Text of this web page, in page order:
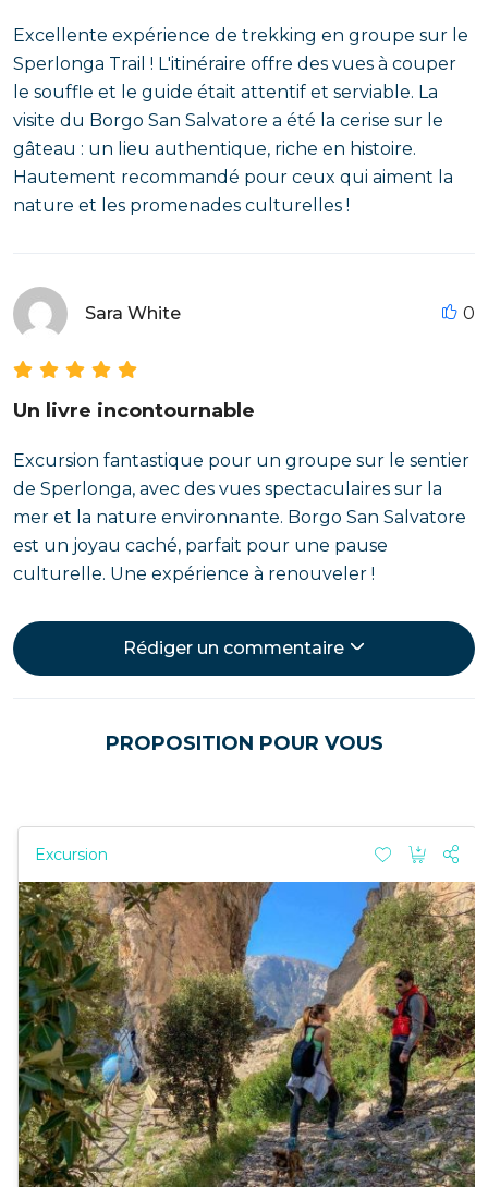
Excellente expérience de trekking en groupe sur le
Sperlonga Trail ! L'itinéraire offre des vues à couper
le souffle et le guide était attentif et serviable. La
visite du Borgo San Salvatore a été la cerise sur le
gâteau : un lieu authentique, riche en histoire.
Hautement recommandé pour ceux qui aiment la
nature et les promenades culturelles !
Sara White 0
Un livre incontournable
Excursion fantastique pour un groupe sur le sentier
de Sperlonga, avec des vues spectaculaires sur la
mer et la nature environnante. Borgo San Salvatore
est un joyau caché, parfait pour une pause
culturelle. Une expérience à renouveler !
Rédiger un commentaire
PROPOSITION POUR VOUS
Excursion